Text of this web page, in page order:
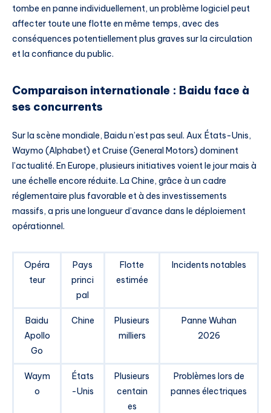
tombe en panne individuellement, un problème logiciel peut
affecter toute une flotte en même temps, avec des
conséquences potentiellement plus graves sur la circulation
et la confiance du public.
Comparaison internationale : Baidu face à
ses concurrents
Sur la scène mondiale, Baidu n’est pas seul. Aux États-Unis,
Waymo (Alphabet) et Cruise (General Motors) dominent
l’actualité. En Europe, plusieurs initiatives voient le jour mais à
une échelle encore réduite. La Chine, grâce à un cadre
réglementaire plus favorable et à des investissements
massifs, a pris une longueur d’avance dans le déploiement
opérationnel.
Opéra
teur
Pays
princi
pal
Flotte
estimée
Incidents notables
Baidu
Apollo
Go
Chine
Plusieurs
milliers
Panne Wuhan
2026
Waym
o
États
-Unis
Plusieurs
centain
es
Problèmes lors de
pannes électriques